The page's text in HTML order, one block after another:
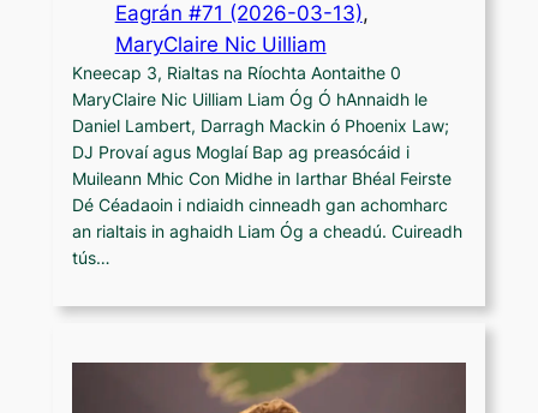
Eagrán #71 (2026-03-13)
MaryClaire Nic Uilliam
Kneecap 3, Rialtas na Ríochta Aontaithe 0
MaryClaire Nic Uilliam Liam Óg Ó hAnnaidh le
Daniel Lambert, Darragh Mackin ó Phoenix Law;
DJ Provaí agus Moglaí Bap ag preasócáid i
Muileann Mhic Con Midhe in Iarthar Bhéal Feirste
Dé Céadaoin i ndiaidh cinneadh gan achomharc
an rialtais in aghaidh Liam Óg a cheadú. Cuireadh
tús…